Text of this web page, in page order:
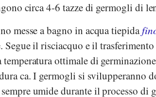
circa 4-6 tazze di germogli di
messe a bagno in acqua tiepida
Segue il risciacquo e il
ottimale di
ca. I germogli si svilupperanno
umide durante il processo di